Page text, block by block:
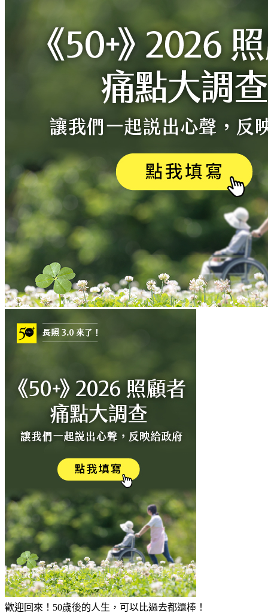
歡迎回來！50歲後的人生，可以比過去都還棒！